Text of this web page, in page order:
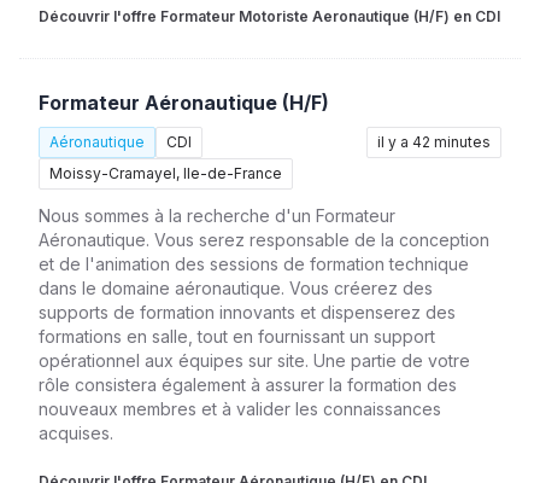
Découvrir l'offre Formateur Motoriste Aeronautique (H/F) en CDI
Formateur Aéronautique (H/F)
Aéronautique
CDI
Moissy-Cramayel, Ile-de-France
il y a 42 minutes
Nous sommes à la recherche d'un Formateur
Aéronautique. Vous serez responsable de la conception
et de l'animation des sessions de formation technique
dans le domaine aéronautique. Vous créerez des
supports de formation innovants et dispenserez des
formations en salle, tout en fournissant un support
opérationnel aux équipes sur site. Une partie de votre
rôle consistera également à assurer la formation des
nouveaux membres et à valider les connaissances
acquises.